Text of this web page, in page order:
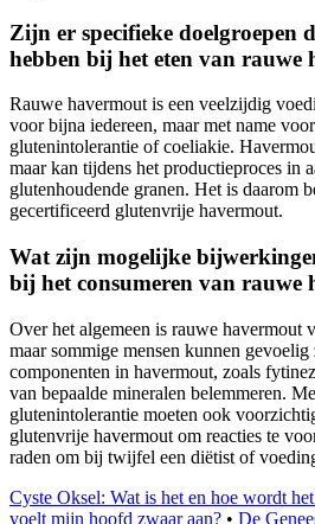
Zijn er specifieke doelgroepen
hebben bij het eten van rauwe
Rauwe havermout is een veelzijdig
voor bijna iedereen, maar met name
glutenintolerantie of coeliakie.
maar kan tijdens het productieproces in
glutenhoudende granen. Het is daarom
gecertificeerd glutenvrije havermout.
Wat zijn mogelijke
bij het consumeren van rauwe
Over het algemeen is rauwe havermout
maar sommige mensen kunnen
componenten in havermout, zoals
van bepaalde mineralen belemmeren.
glutenintolerantie moeten ook
glutenvrije havermout om reacties te
raden om bij twijfel een diëtist of
Cyste Oksel: Wat is het en hoe wordt
voelt mijn hoofd zwaar aan? • De